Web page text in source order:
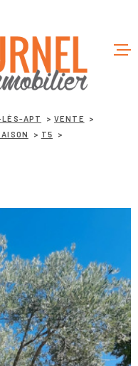
LÈS-APT
VENTE
T5